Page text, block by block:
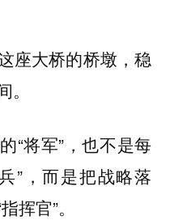
座大桥的桥墩，稳
“将军”，也不是每
”，而是把战略落
挥官”。